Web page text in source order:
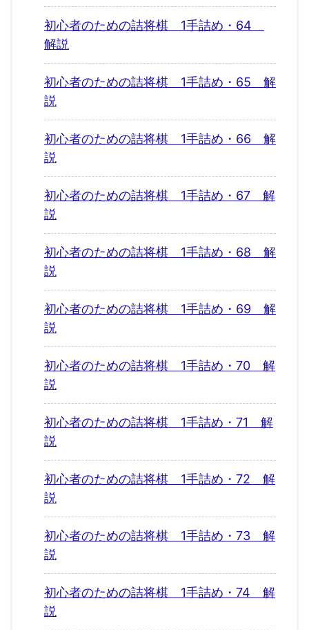
初心者のための詰将棋 1手詰め・64
解説
初心者のための詰将棋 1手詰め・65 解
説
初心者のための詰将棋 1手詰め・66 解
説
初心者のための詰将棋 1手詰め・67 解
説
初心者のための詰将棋 1手詰め・68 解
説
初心者のための詰将棋 1手詰め・69 解
説
初心者のための詰将棋 1手詰め・70 解
説
初心者のための詰将棋 1手詰め・71 解
説
初心者のための詰将棋 1手詰め・72 解
説
初心者のための詰将棋 1手詰め・73 解
説
初心者のための詰将棋 1手詰め・74 解
説